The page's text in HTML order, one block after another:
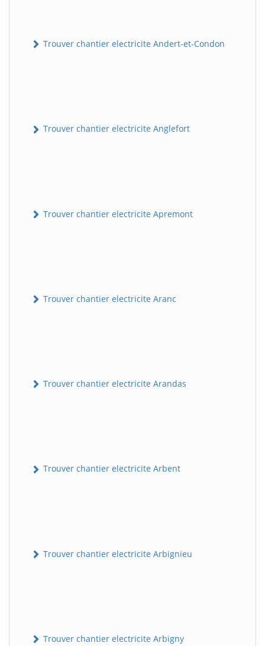
Trouver chantier electricite Andert-et-Condon
Trouver chantier electricite Anglefort
Trouver chantier electricite Apremont
Trouver chantier electricite Aranc
Trouver chantier electricite Arandas
Trouver chantier electricite Arbent
Trouver chantier electricite Arbignieu
Trouver chantier electricite Arbigny